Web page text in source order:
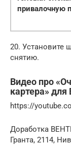
привалочную
20. Установите
снятию.
Видео про
картера» для
https://
Доработка
Гранта, 2114,